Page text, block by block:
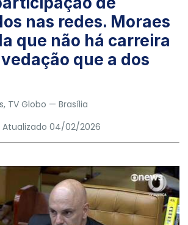
nas redes. Moraes
que não há carreira
que a dos
, TV Globo — Brasília
Atualizado 04/02/2026